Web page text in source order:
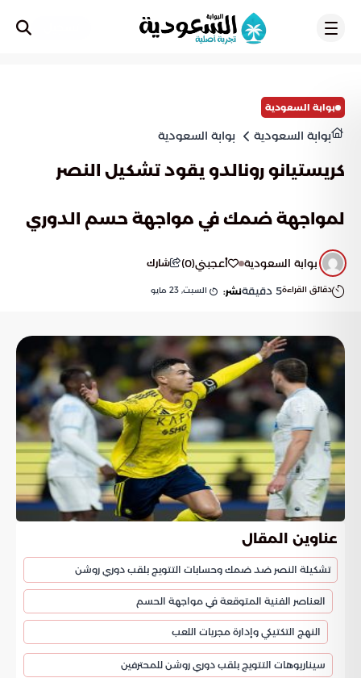
بوابة السعودية
بوابة السعودية بوابة السعودية
كريستيانو رونالدو يقود تشكيل النصر
لمواجهة ضمك في مواجهة حسم الدوري
بوابة السعودية أعجبني(
0
) شارك
دقائق القراءة5 دقيقةنشر: السبت, 23 مايو
عناوين المقال
تشكيلة النصر ضد ضمك وحسابات التتويج بلقب دوري روشن
العناصر الفنية المتوقعة في مواجهة الحسم
النهج التكتيكي وإدارة مجريات اللعب
سيناريوهات التتويج بلقب دوري روشن للمحترفين